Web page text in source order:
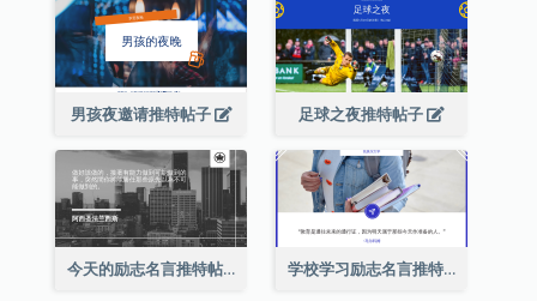
男孩夜邀请推特帖子 足球之夜推特帖子
今天的励志名言推特帖子2 学校学习励志名言推特帖子